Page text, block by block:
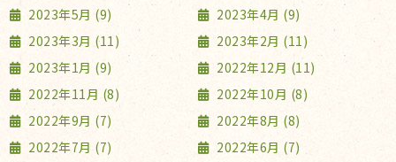
2023年5月 (9)
2023年4月 (9)
2023年3月 (11)
2023年2月 (11)
2023年1月 (9)
2022年12月 (11)
2022年11月 (8)
2022年10月 (8)
2022年9月 (7)
2022年8月 (8)
2022年7月 (7)
2022年6月 (7)